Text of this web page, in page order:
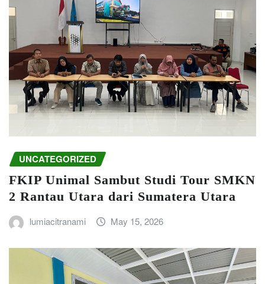
UNCATEGORIZED
FKIP Unimal Sambut Studi Tour SMKN
2 Rantau Utara dari Sumatera Utara
lumiacitranami May 15, 2026